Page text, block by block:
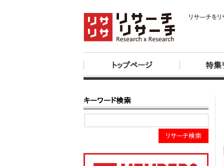
リサーチを
トップページ 特集
キーワード検索
リサーチ検索